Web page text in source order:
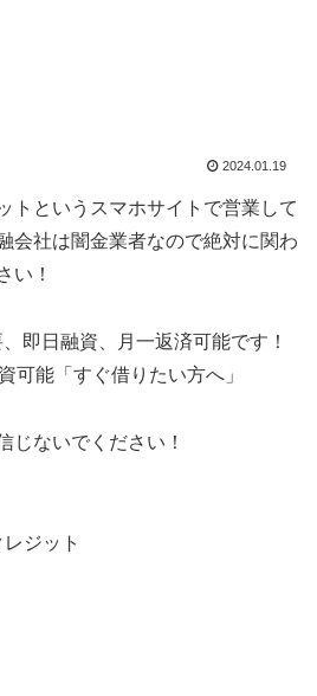
2024.01.19
トというスマホサイトで営業して
会社は闇金業者なので絶対に関わ
い！
即日融資、月一返済可能です！
可能「すぐ借りたい方へ」
じないでください！
ジット